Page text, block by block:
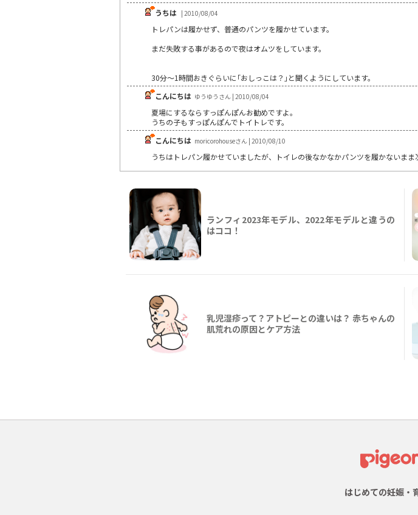
うちは | 2010/08/04
トレパンは履かせず、普通のパンツを履かせています。
まだ失敗する事があるので夜はオムツをしています。
30分～1時間おきぐらいに｢おしっこは？｣と聞くようにしています。
こんにちは ゆうゆうさん | 2010/08/04
夏場にするならすっぽんぽんお勧めですよ。
うちの子もすっぽんぽんでトイトレです。
こんにちは moricorohouseさん | 2010/08/10
うちはトレパン履かせていましたが、トイレの後なかなかパンツを履かないまま
ランフィ2023年モデル、2022年モデルと違うの
はココ！
乳児湿疹って？アトピーとの違いは？ 赤ちゃんの
肌荒れの原因とケア方法
はじめての妊娠・